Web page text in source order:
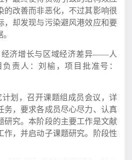
的改善而非恶化，不过其影响很
，却发现与污染避风港效应和要
经济增长与区域经济差异——人
责人：刘榆，项目批准号：
划，召开课题组成员会议，详
务，要求各成员尽心尽力、认真
研究。本阶段的主要工作是文献
作，并启动子课题研究。阶段性